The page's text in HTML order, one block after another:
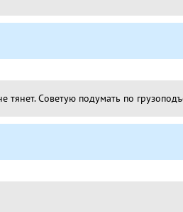
Советую подумать по